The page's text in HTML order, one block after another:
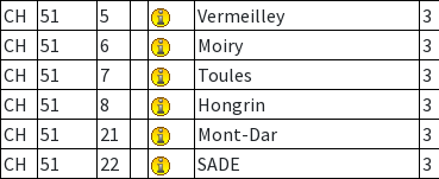
CH
51 5 Vermeilley 3
CH
51 6 Moiry 3
CH
51 7 Toules 3
CH
51 8 Hongrin 3
CH
51 21 Mont-Dar 3
CH
51 22 SADE 3